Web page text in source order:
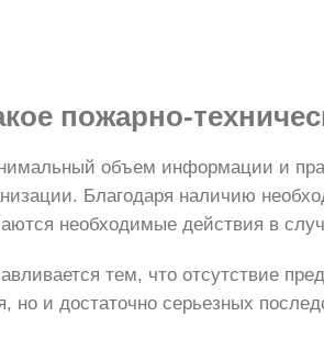
пожарно-
объем информации и
Благодаря наличию
необходимые действия в
тем, что отсутствие
но и достаточно серьезных